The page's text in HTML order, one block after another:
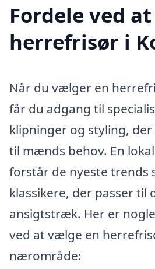
Fordele ved
herrefrisør i
Når du vælger en
får du adgang til
klipninger og styling,
til mænds behov. En
forstår de nyeste trends
klassikere, der passer til
ansigtstræk. Her er
ved at vælge en
nærområde: